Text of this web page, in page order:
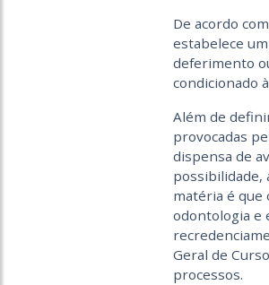
De acordo
estabelece
deferimento
condicionado
Além de
provocadas
dispensa de
possibilidade,
matéria é que
odontologia e
Geral de
processos.